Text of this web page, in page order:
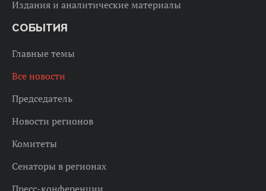
Издания и аналитические материалы
СОБЫТИЯ
Главные темы
Все новости
Председатель
Новости регионов
Комитеты
Сенаторы в регионах